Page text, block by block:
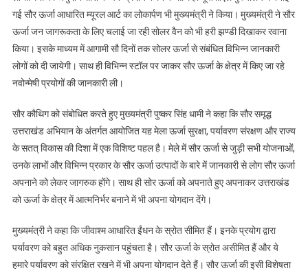
गई सौर ऊर्जा आधारित म्यूरल आर्ट का लोकार्पण भी मुख्यमंत्री ने किया। मुख्यमंत्री ने सौर
ऊर्जा जन जागरूकता के लिए चलाई जा रही सोलर वैन को भी हरी झण्डी दिखाकर रवाना
किया। इसके माध्यम में आगामी सौ दिनों तक सोलर ऊर्जा से संबंधित विभिन्न जानकारी
लोगों को दी जायेगी। साथ ही विभिन्न स्टॉल पर जाकर सौर ऊर्जा के क्षेत्र में किए जा रहे
नवोन्मेषी प्रयोगों की जानकारी ली।
सौर कौथिग को संबोधित करते हुए मुख्यमंत्री पुष्कर सिंह धामी ने कहा कि सौर समृद्ध
उत्तराखंड अभियान के अंतर्गत आयोजित यह मेला ऊर्जा सुरक्षा, पर्यावरण संरक्षण और राज्य
के सतत् विकास की दिशा में एक विशिष्ट पहल है। मेले में सौर ऊर्जा से जुड़ी सभी योजनाओं,
उनके लाभों और विभिन्न प्रकार के सौर ऊर्जा उत्पादों के बारे में जानकारी से लोग सौर ऊर्जा
अपनाने को लेकर जागरुक होंगे। साथ ही सोर ऊर्जा को अपनाते हुए अपनाकर उत्तराखंड
को ऊर्जा के क्षेत्र में आत्मनिर्भर बनाने में भी अपना योगदान देंगे।
मुख्यमंत्री ने कहा कि जीवाश्म आधारित ईंधन के स्रोत सीमित हैं। इनके प्रयोग द्वारा
पर्यावरण को बहुत अधिक नुकसान पहुंचता है। सौर ऊर्जा के स्रोत असीमित हैं और ये
हमारे पर्यावरण को संरक्षित रखने में भी अपना योगदान देते हैं। सौर ऊर्जा की इसी विशेषता